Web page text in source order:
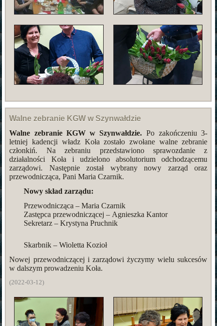
Walne zebranie KGW w Szynwałdzie
Walne zebranie KGW w Szynwałdzie. Po zakończeniu 3-
letniej kadencji władz Koła zostało zwołane walne zebranie
członkiń. Na zebraniu przedstawiono sprawozdanie z
działalności Koła i udzielono absolutorium odchodzącemu
zarządowi. Następnie został wybrany nowy zarząd oraz
przewodnicząca, Pani Maria Czarnik.
Nowy skład zarządu:
Przewodnicząca – Maria Czarnik
Zastępca przewodniczącej – Agnieszka Kantor
Sekretarz – Krystyna Pruchnik
Skarbnik – Wioletta Kozioł
Nowej przewodniczącej i zarządowi życzymy wielu sukcesów
w dalszym prowadzeniu Koła.
(2022-03-12)